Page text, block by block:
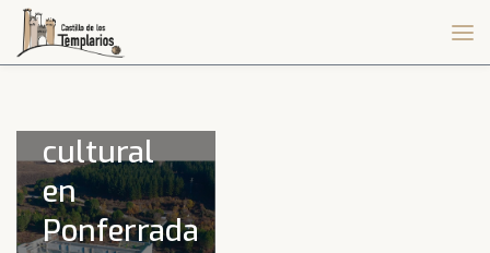
Cultural,
un nuevo
cultural
en
Ponferrada